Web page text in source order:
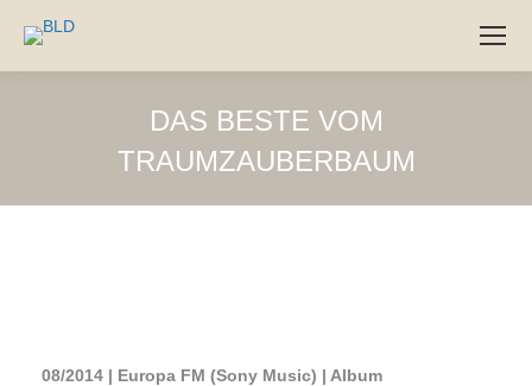
DAS BESTE VOM
TRAUMZAUBERBAUM
08/2014 | Europa FM (Sony Music) | Album